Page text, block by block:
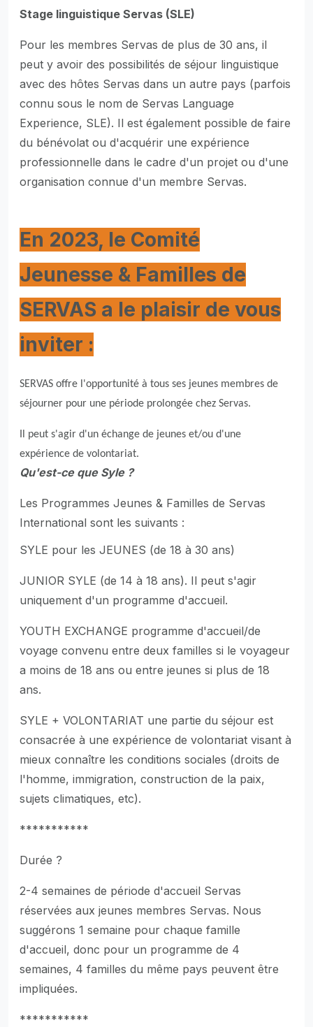
Stage linguistique Servas (SLE)
Pour les membres Servas de plus de 30 ans, il
peut y avoir des possibilités de séjour linguistique
avec des hôtes Servas dans un autre pays (parfois
connu sous le nom de Servas Language
Experience, SLE). Il est également possible de faire
du bénévolat ou d'acquérir une expérience
professionnelle dans le cadre d'un projet ou d'une
organisation connue d'un membre Servas.
En 2023, le Comité
Jeunesse & Familles de
SERVAS a le plaisir de vous
inviter :
SERVAS offre l'opportunité à tous ses jeunes membres de
séjourner pour une période prolongée chez Servas.
Il peut s'agir d'un échange de jeunes et/ou d'une
expérience de volontariat.
Qu'est-ce que Syle ?
Les Programmes Jeunes & Familles de Servas
International sont les suivants :
SYLE pour les JEUNES (de 18 à 30 ans)
JUNIOR SYLE (de 14 à 18 ans). Il peut s'agir
uniquement d'un programme d'accueil.
YOUTH EXCHANGE programme d'accueil/de
voyage convenu entre deux familles si le voyageur
a moins de 18 ans ou entre jeunes si plus de 18
ans.
SYLE + VOLONTARIAT une partie du séjour est
consacrée à une expérience de volontariat visant à
mieux connaître les conditions sociales (droits de
l'homme, immigration, construction de la paix,
sujets climatiques, etc).
***********
Durée ?
2-4 semaines de période d'accueil Servas
réservées aux jeunes membres Servas. Nous
suggérons 1 semaine pour chaque famille
d'accueil, donc pour un programme de 4
semaines, 4 familles du même pays peuvent être
impliquées.
***********